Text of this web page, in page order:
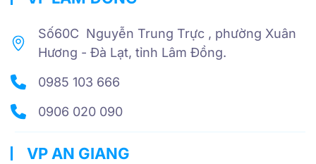
Số60C Nguyễn Trung Trực , phường Xuân
Hương - Đà Lạt, tỉnh Lâm Đồng.
0985 103 666
0906 020 090
VP AN GIANG